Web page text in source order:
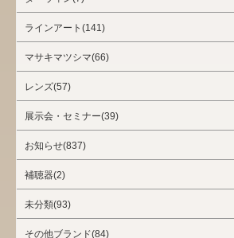
ラインアート(141)
マサキマツシマ(66)
レンズ(57)
展示会・セミナー(39)
お知らせ(837)
補聴器(2)
未分類(93)
その他ブランド(84)